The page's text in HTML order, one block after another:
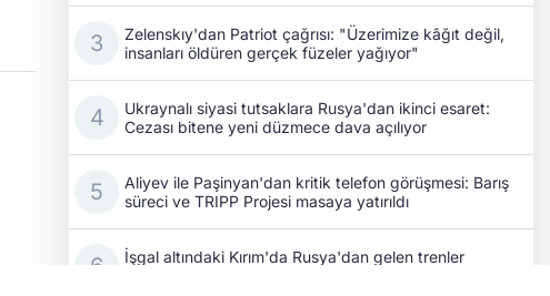
Zelenskıy'dan Patriot çağrısı: "Üzerimize kâğıt değil,
insanları öldüren gerçek füzeler yağıyor"
Ukraynalı siyasi tutsaklara Rusya'dan ikinci esaret:
Cezası bitene yeni düzmece dava açılıyor
Aliyev ile Paşinyan'dan kritik telefon görüşmesi: Barış
süreci ve TRIPP Projesi masaya yatırıldı
İşgal altındaki Kırım'da Rusya'dan gelen trenler